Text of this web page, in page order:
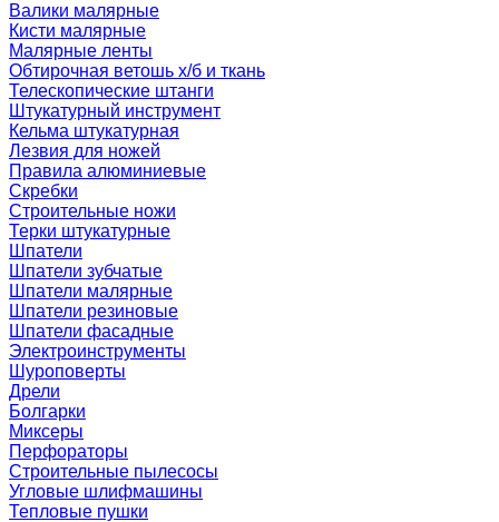
Валики малярные
Кисти малярные
Малярные ленты
Обтирочная ветошь х/б и ткань
Телескопические штанги
Штукатурный инструмент
Кельма штукатурная
Лезвия для ножей
Правила алюминиевые
Скребки
Строительные ножи
Терки штукатурные
Шпатели
Шпатели зубчатые
Шпатели малярные
Шпатели резиновые
Шпатели фасадные
Электроинструменты
Шуроповерты
Дрели
Болгарки
Миксеры
Перфораторы
Строительные пылесосы
Угловые шлифмашины
Тепловые пушки